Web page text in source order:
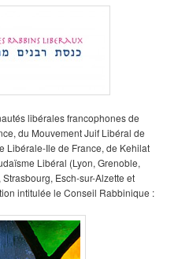
libérales francophones de
du Mouvement Juif Libéral de
Libérale-Ile de France, de Kehilat
Libéral (Lyon, Grenoble,
Esch-sur-Alzette et
intitulée le Conseil Rabbinique :